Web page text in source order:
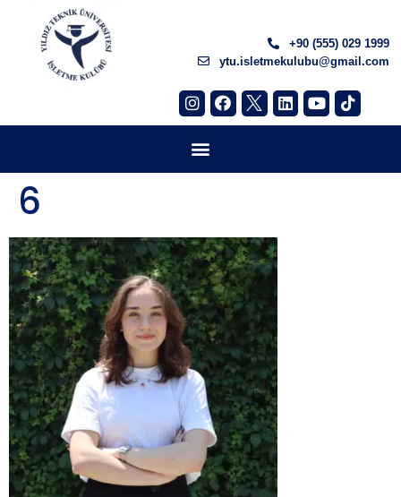
+90 (555) 029 1999
ytu.isletmekulubu@gmail.com
6